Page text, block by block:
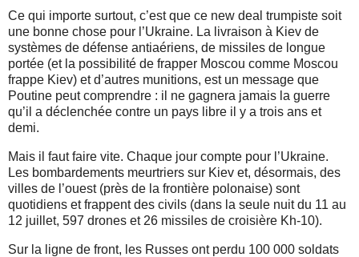
Ce qui importe surtout, c’est que ce new deal trumpiste soit
une bonne chose pour l’Ukraine. La livraison à Kiev de
systèmes de défense antiaériens, de missiles de longue
portée (et la possibilité de frapper Moscou comme Moscou
frappe Kiev) et d’autres munitions, est un message que
Poutine peut comprendre : il ne gagnera jamais la guerre
qu’il a déclenchée contre un pays libre il y a trois ans et
demi.
Mais il faut faire vite. Chaque jour compte pour l’Ukraine.
Les bombardements meurtriers sur Kiev et, désormais, des
villes de l’ouest (près de la frontière polonaise) sont
quotidiens et frappent des civils (dans la seule nuit du 11 au
12 juillet, 597 drones et 26 missiles de croisière Kh-10).
Sur la ligne de front, les Russes ont perdu 100 000 soldats